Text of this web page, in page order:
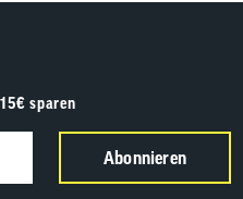
sparen
Abonnieren